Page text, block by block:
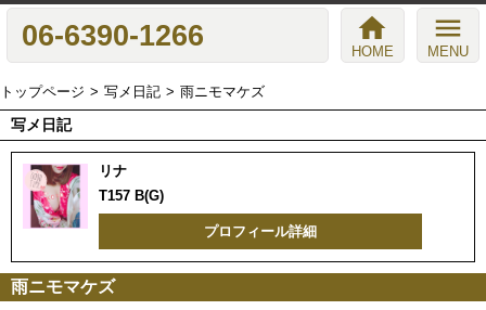
06-6390-1266 home
HOME
menu
MENU
トップページ 写メ日記 雨ニモマケズ
写メ日記
リナ
T157 B(G)
プロフィール詳細
雨ニモマケズ